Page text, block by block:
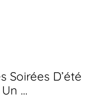
Soirées D’été
…